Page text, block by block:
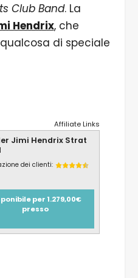
Club Band. La
Hendrix, che
di speciale
Affiliate Links
Jimi Hendrix Strat
dei clienti:
per 1.279,00€
presso